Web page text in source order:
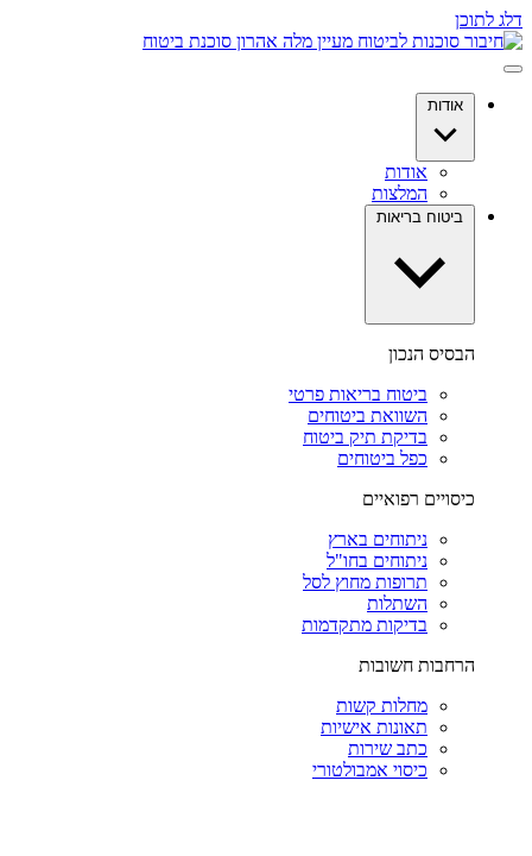
דלג לתוכן
אודות
אודות
המלצות
ביטוח בריאות
הבסיס הנכון
ביטוח בריאות פרטי
השוואת ביטוחים
בדיקת תיק ביטוח
כפל ביטוחים
כיסויים רפואיים
ניתוחים בארץ
ניתוחים בחו"ל
תרופות מחוץ לסל
השתלות
בדיקות מתקדמות
הרחבות חשובות
מחלות קשות
תאונות אישיות
כתב שירות
כיסוי אמבולטורי